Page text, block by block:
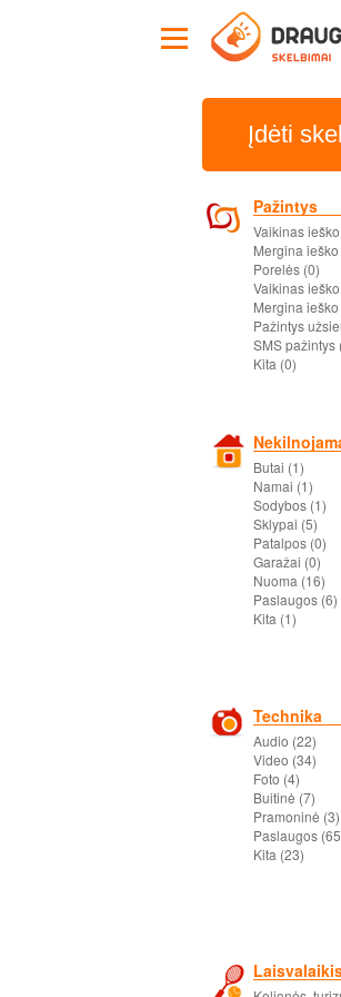
Įdėti
Pažintys
Vaikinas
Mergina
Porelės (0)
Vaikinas
Mergina
Pažintys
SMS pažintys
Kita (0)
Butai (1)
Namai (1)
Sodybos (1)
Sklypai (5)
Patalpos (0)
Garažai (0)
Nuoma (16)
Paslaugos (6)
Kita (1)
Technika
Audio (22)
Video (34)
Foto (4)
Buitinė (7)
Pramoninė (3)
Paslaugos
Kita (23)